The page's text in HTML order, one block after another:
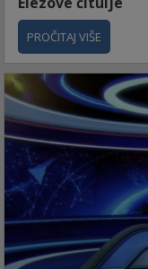
PROČITAJ VIŠE